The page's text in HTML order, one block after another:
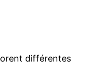
différentes